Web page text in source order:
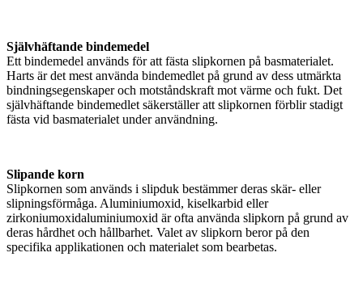
Självhäftande bindemedel
Ett bindemedel används för att fästa slipkornen på basmaterialet.
Harts är det mest använda bindemedlet på grund av dess utmärkta
bindningsegenskaper och motståndskraft mot värme och fukt. Det
självhäftande bindemedlet säkerställer att slipkornen förblir stadigt
fästa vid basmaterialet under användning.
Slipande korn
Slipkornen som används i slipduk bestämmer deras skär- eller
slipningsförmåga. Aluminiumoxid, kiselkarbid eller
zirkoniumoxidaluminiumoxid är ofta använda slipkorn på grund av
deras hårdhet och hållbarhet. Valet av slipkorn beror på den
specifika applikationen och materialet som bearbetas.